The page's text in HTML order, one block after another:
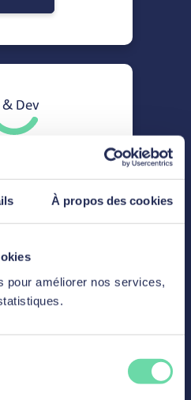
À propos des cookies
pour améliorer nos services,
& Dev
Engineer